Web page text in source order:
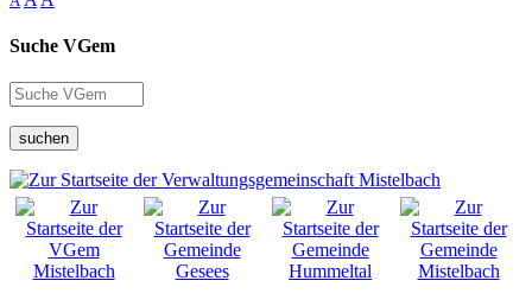
Suche VGem
suchen